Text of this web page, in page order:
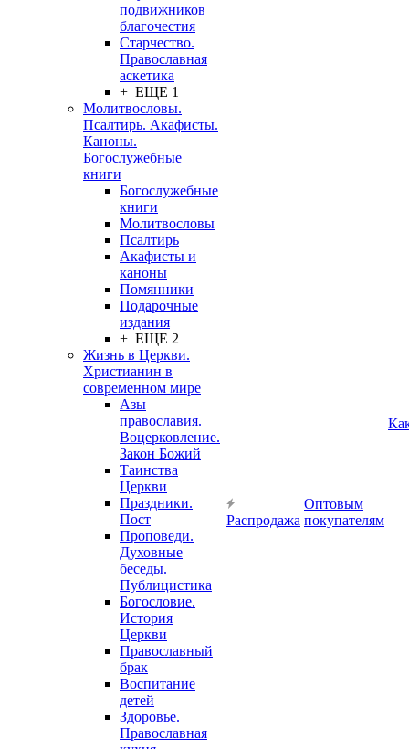
подвижников
благочестия
Старчество.
Православная
аскетика
+ ЕЩЕ 1
Молитвословы.
Псалтирь. Акафисты.
Каноны.
Богослужебные
книги
Богослужебные
книги
Молитвословы
Псалтирь
Акафисты и
каноны
Помянники
Подарочные
издания
+ ЕЩЕ 2
Жизнь в Церкви.
Христианин в
современном мире
Азы
православия.
Воцерковление.
Закон Божий
Таинства
Церкви
Праздники.
Пост
Проповеди.
Духовные
беседы.
Публицистика
Богословие.
История
Церкви
Православный
брак
Воспитание
детей
Здоровье.
Православная
Распродажа
Оптовым
покупателям